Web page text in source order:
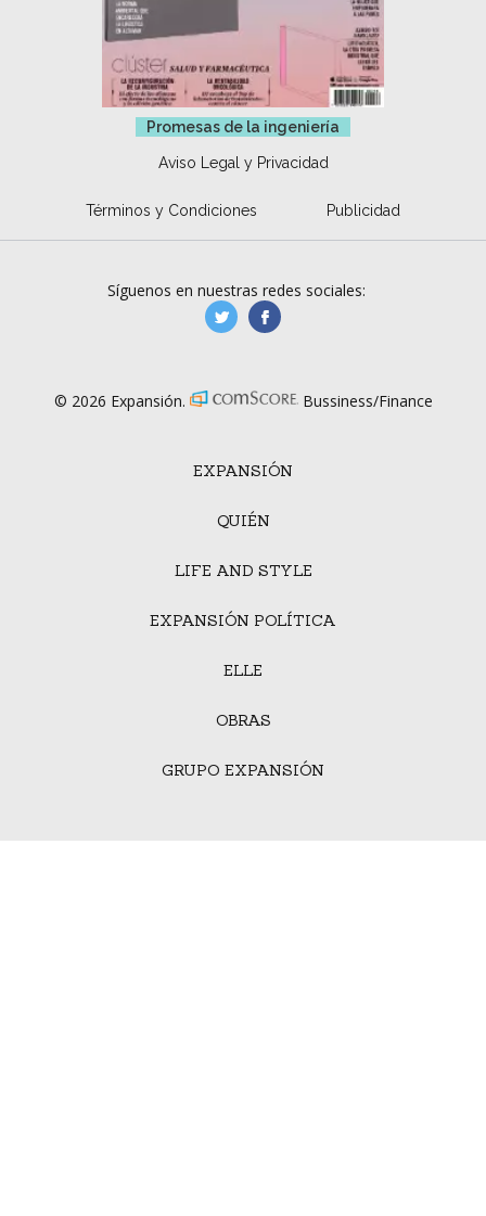
Promesas de la ingeniería
Aviso Legal y Privacidad
Términos y Condiciones Publicidad
EXPANSIÓN
QUIÉN
LIFE AND STYLE
EXPANSIÓN POLÍTICA
ELLE
OBRAS
GRUPO EXPANSIÓN
Síguenos en nuestras redes sociales:
manufacturaGE
© 2026 Expansión. Bussiness/Finance